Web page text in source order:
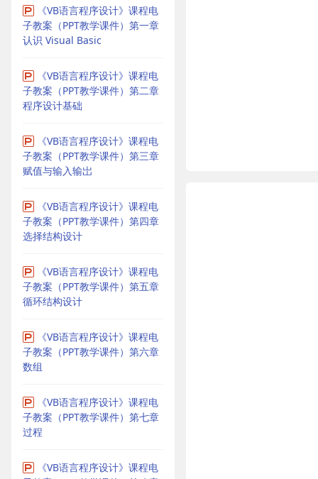
《VB语言程序设计》课程电
子教案（PPT教学课件）第一章
认识 Visual Basic
《VB语言程序设计》课程电
子教案（PPT教学课件）第二章
程序设计基础
《VB语言程序设计》课程电
子教案（PPT教学课件）第三章
赋值与输入输岀
《VB语言程序设计》课程电
子教案（PPT教学课件）第四章
选择结构设计
《VB语言程序设计》课程电
子教案（PPT教学课件）第五章
循环结构设计
《VB语言程序设计》课程电
子教案（PPT教学课件）第六章
数组
《VB语言程序设计》课程电
子教案（PPT教学课件）第七章
过程
《VB语言程序设计》课程电